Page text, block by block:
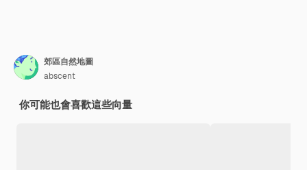
郊區自然地圖
abscent
你可能也會喜歡這些向量